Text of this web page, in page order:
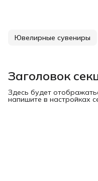
Ювелирные сувениры
Заголовок
Здесь будет
напишите в настройках